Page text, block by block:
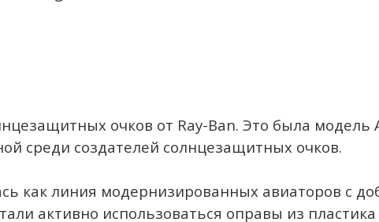
очков от Ray-Ban. Это была модель
среди создателей солнцезащитных очков.
как линия модернизированных авиаторов с
активно использоваться оправы из пластика